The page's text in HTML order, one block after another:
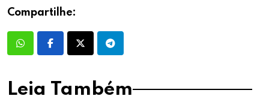
Compartilhe:
Leia Também